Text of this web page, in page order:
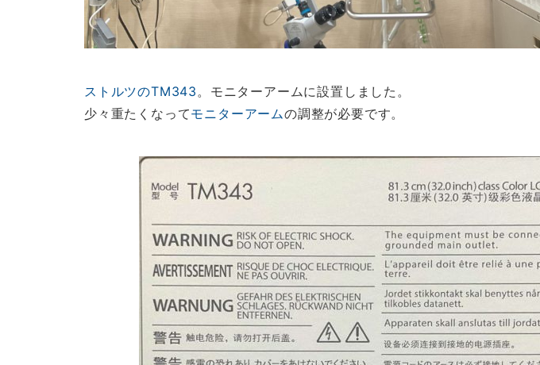
ストルツのTM343。モニターアームに設置しました。
少々重たくなってモニターアームの調整が必要です。